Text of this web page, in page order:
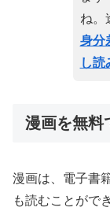
ね。
身分
し読
漫画を無料
漫画は、電子書
も読むことがで